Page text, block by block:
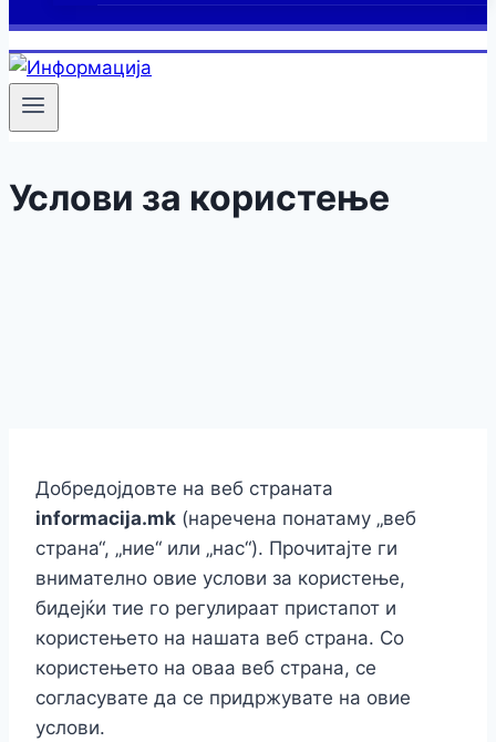
Услови за користење
Добредојдовте на веб страната
informacija.mk (наречена понатаму „веб
страна“, „ние“ или „нас“). Прочитајте ги
внимателно овие услови за користење,
бидејќи тие го регулираат пристапот и
користењето на нашата веб страна. Со
користењето на оваа веб страна, се
согласувате да се придржувате на овие
услови.